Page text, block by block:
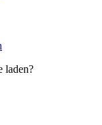
laden?